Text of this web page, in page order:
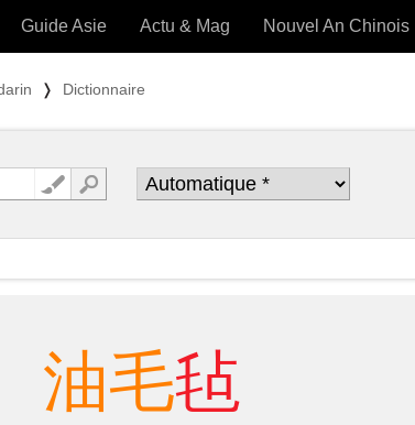
OUTILS) »
Guide Asie Actu & Mag Nouvel An Chinois
❭ Dictionnaire
油毛毡